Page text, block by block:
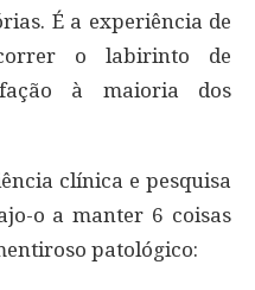
É a experiência de
o labirinto de
à maioria dos
clínica e pesquisa
o a manter 6 coisas
patológico: